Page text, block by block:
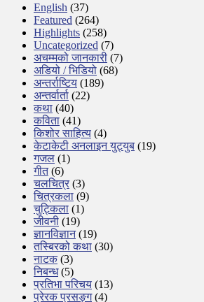
English (37)
Featured (264)
Highlights (258)
Uncategorized (7)
अचम्मको जानकारी (7)
अडियो / भिडियो (68)
अन्तर्राष्टिय (189)
अन्तर्वार्ता (22)
कथा (40)
कविता (41)
किशोर साहित्य (4)
केटाकेटी अनलाइन युट्युब (19)
गजल (1)
गीत(6)
चलचित्र (3)
चित्रकला (9)
चुट्किला (1)
जीवनी (19)
ज्ञानविज्ञान(19)
तस्बिरको कथा (30)
नाटक(3)
निबन्ध(5)
प्रतिभा परिचय (13)
प्रेरक प्रसङ्ग(4)